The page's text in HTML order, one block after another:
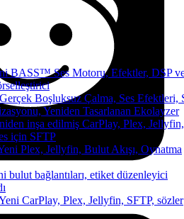
BASS™ Ses Motoru, Efektler, DSP
Boşluksuz Çalma, Ses Efektleri,
Yeniden Tasarlanan Ekolayzer
inşa edilmiş CarPlay, Plex, Jellyfin,
için SFTP
Plex, Jellyfin, Bulut Akışı, Oynatma
bulut bağlantıları, etiket düzenleyici
CarPlay, Plex, Jellyfin, SFTP, sözler